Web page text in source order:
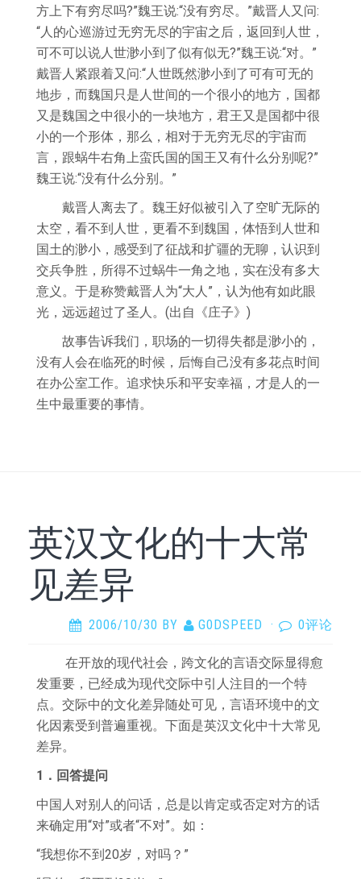
方上下有穷尽吗?”魏王说:“没有穷尽。”戴晋人又问:
“人的心巡游过无穷无尽的宇宙之后，返回到人世，
可不可以说人世渺小到了似有似无?”魏王说:“对。”
戴晋人紧跟着又问:“人世既然渺小到了可有可无的
地步，而魏国只是人世间的一个很小的地方，国都
又是魏国之中很小的一块地方，君王又是国都中很
小的一个形体，那么，相对于无穷无尽的宇宙而
言，跟蜗牛右角上蛮氏国的国王又有什么分别呢?”
魏王说:“没有什么分别。”
戴晋人离去了。魏王好似被引入了空旷无际的
太空，看不到人世，更看不到魏国，体悟到人世和
国土的渺小，感受到了征战和扩疆的无聊，认识到
交兵争胜，所得不过蜗牛一角之地，实在没有多大
意义。于是称赞戴晋人为“大人”，认为他有如此眼
光，远远超过了圣人。(出自《庄子》)
故事告诉我们，职场的一切得失都是渺小的，
没有人会在临死的时候，后悔自己没有多花点时间
在办公室工作。追求快乐和平安幸福，才是人的一
生中最重要的事情。
英汉文化的十大常
见差异
2006/10/30 BY G0DSPEED · 0评论
在开放的现代社会，跨文化的言语交际显得愈
发重要，已经成为现代交际中引人注目的一个特
点。交际中的文化差异随处可见，言语环境中的文
化因素受到普遍重视。下面是英汉文化中十大常见
差异。
1．回答提问
中国人对别人的问话，总是以肯定或否定对方的话
来确定用“对”或者“不对”。如：
“我想你不到20岁，对吗？”